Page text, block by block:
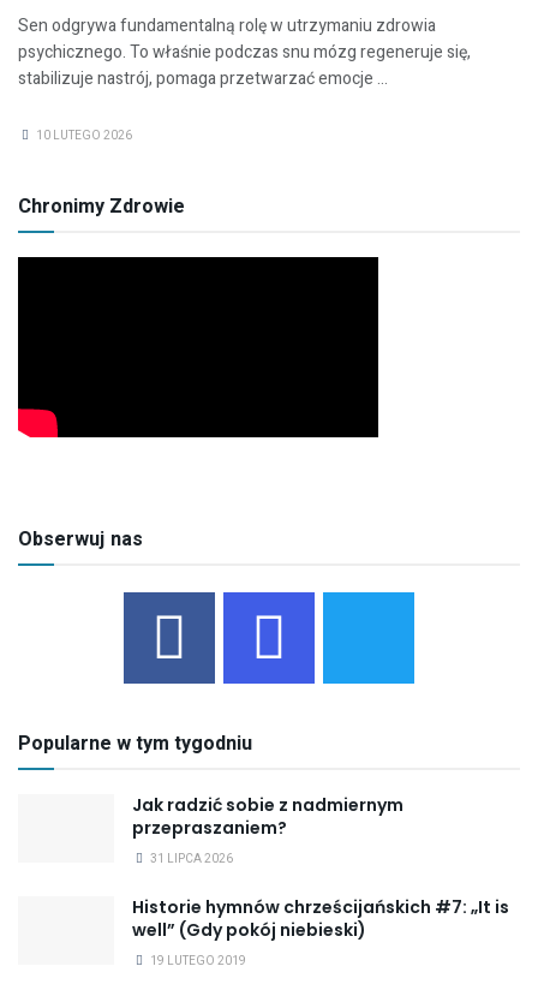
Sen odgrywa fundamentalną rolę w utrzymaniu zdrowia
psychicznego. To właśnie podczas snu mózg regeneruje się,
stabilizuje nastrój, pomaga przetwarzać emocje ...
10 LUTEGO 2026
Chronimy Zdrowie
Obserwuj nas
Popularne w tym tygodniu
Jak radzić sobie z nadmiernym
przepraszaniem?
31 LIPCA 2026
Historie hymnów chrześcijańskich #7: „It is
well” (Gdy pokój niebieski)
19 LUTEGO 2019